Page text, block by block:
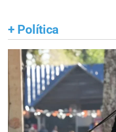
+ Política